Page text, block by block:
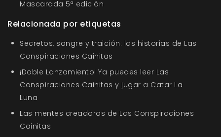
Mascarada 5ª edición
Relacionada por etiquetas
Secretos, sangre y traición: las historias de Las
Conspiraciones Cainitas
¡Doble Lanzamiento! Ya puedes leer Las
Conspiraciones Cainitas y jugar a Catar La
Luna
Las mentes creadoras de Las Conspiraciones
Cainitas